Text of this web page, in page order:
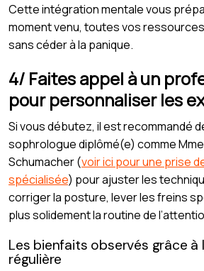
Cette intégration mentale vous
moment venu, toutes vos
sans céder à la panique.
4/ Faites appel à un
pour personnaliser les
Si vous débutez, il est recommandé
sophrologue diplômé(e) comme
Schumacher (voir ici pour une prise
spécialisée) pour ajuster les
corriger la posture, lever les freins
plus solidement la routine de
Les bienfaits observés grâce à
régulière